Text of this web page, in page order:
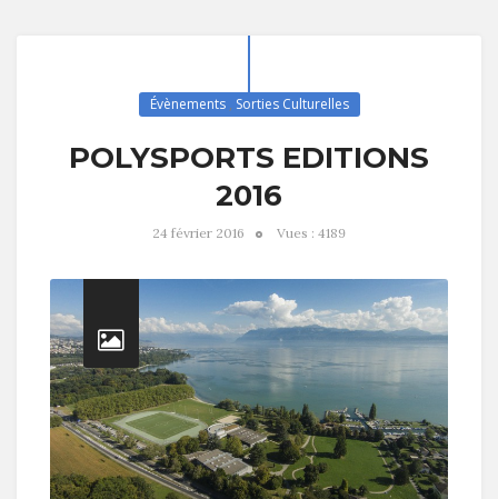
Évènements, Sorties Culturelles
POLYSPORTS EDITIONS
2016
24 février 2016 Vues : 4189